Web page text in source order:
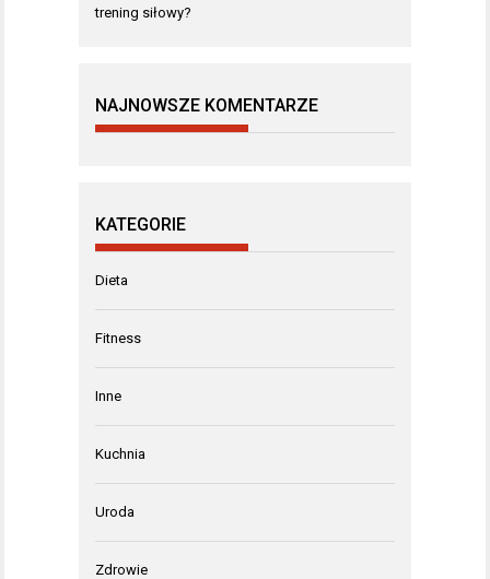
trening siłowy?
NAJNOWSZE KOMENTARZE
KATEGORIE
Dieta
Fitness
Inne
Kuchnia
Uroda
Zdrowie